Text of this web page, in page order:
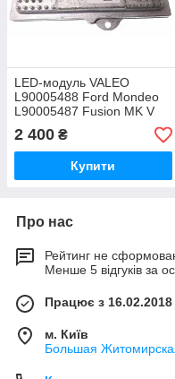
LED-модуль VALEO
L90005488 Ford Mondeo
L90005487 Fusion MK V
2016
2 400 ₴
Купити
Про нас
Рейтинг не
Менше 5 відгуків за
Працює з 16.02.2018
м. Київ
Большая